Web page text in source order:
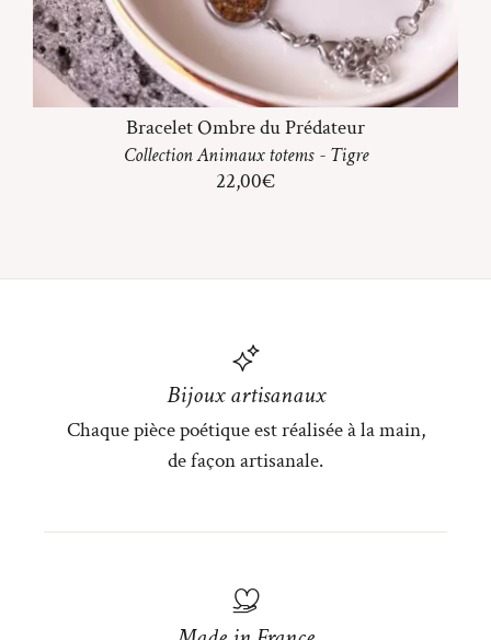
Bracelet Ombre du Prédateur
CollectionAnimaux totems - Tigre
22,00€
Bijoux artisanaux
Chaque pièce poétique est réalisée à la main,
de façon artisanale.